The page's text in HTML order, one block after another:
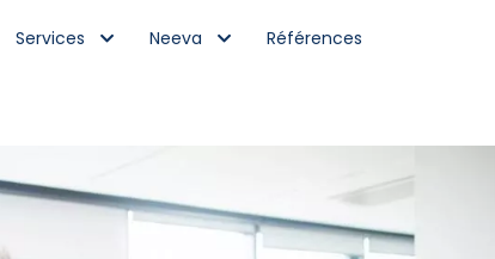

Services 
Neeva Références